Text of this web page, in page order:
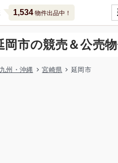
1,534物件出品中！
岡市の競売＆公売
九州・沖縄 宮崎県 延岡市